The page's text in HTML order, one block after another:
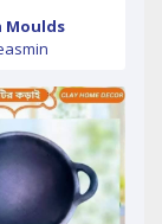
Moulds